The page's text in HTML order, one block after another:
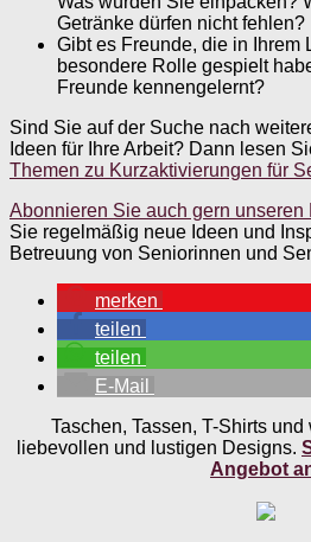
Getränke dürfen nicht fehlen?
Gibt es Freunde, die in Ihrem
besondere Rolle gespielt
Freunde kennengelernt?
Sind Sie auf der Suche nach
Ideen für Ihre Arbeit? Dann lesen
Themen zu Kurzaktivierungen für
Abonnieren Sie auch gern unseren
Sie regelmäßig neue Ideen und
Betreuung von Seniorinnen und
merken
teilen
teilen
E-Mail
Taschen, Tassen, T-Shirts
liebevollen und lustigen Designs.
Angebot